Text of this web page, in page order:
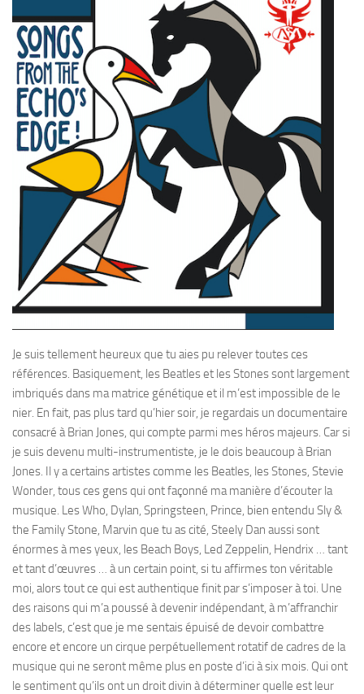
Je suis tellement heureux que tu aies pu relever toutes ces
références. Basiquement, les Beatles et les Stones sont largement
imbriqués dans ma matrice génétique et il m’est impossible de le
nier. En fait, pas plus tard qu’hier soir, je regardais un documentaire
consacré à Brian Jones, qui compte parmi mes héros majeurs. Car si
je suis devenu multi-instrumentiste, je le dois beaucoup à Brian
Jones. Il y a certains artistes comme les Beatles, les Stones, Stevie
Wonder, tous ces gens qui ont façonné ma manière d’écouter la
musique. Les Who, Dylan, Springsteen, Prince, bien entendu Sly &
the Family Stone, Marvin que tu as cité, Steely Dan aussi sont
énormes à mes yeux, les Beach Boys, Led Zeppelin, Hendrix … tant
et tant d’œuvres … à un certain point, si tu affirmes ton véritable
moi, alors tout ce qui est authentique finit par s’imposer à toi. Une
des raisons qui m’a poussé à devenir indépendant, à m’affranchir
des labels, c’est que je me sentais épuisé de devoir combattre
encore et encore un cirque perpétuellement rotatif de cadres de la
musique qui ne seront même plus en poste d’ici à six mois. Qui ont
le sentiment qu’ils ont un droit divin à déterminer quelle est leur